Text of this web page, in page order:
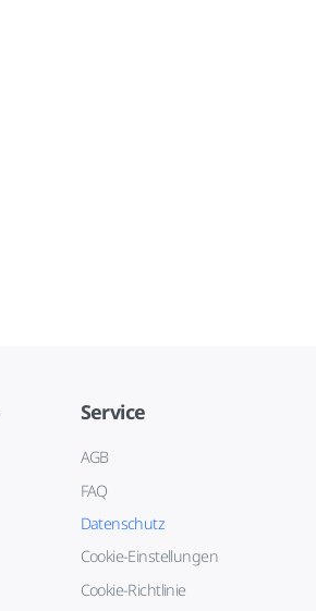
Service
AGB
FAQ
Datenschutz
Cookie-Einstellungen
Cookie-Richtlinie